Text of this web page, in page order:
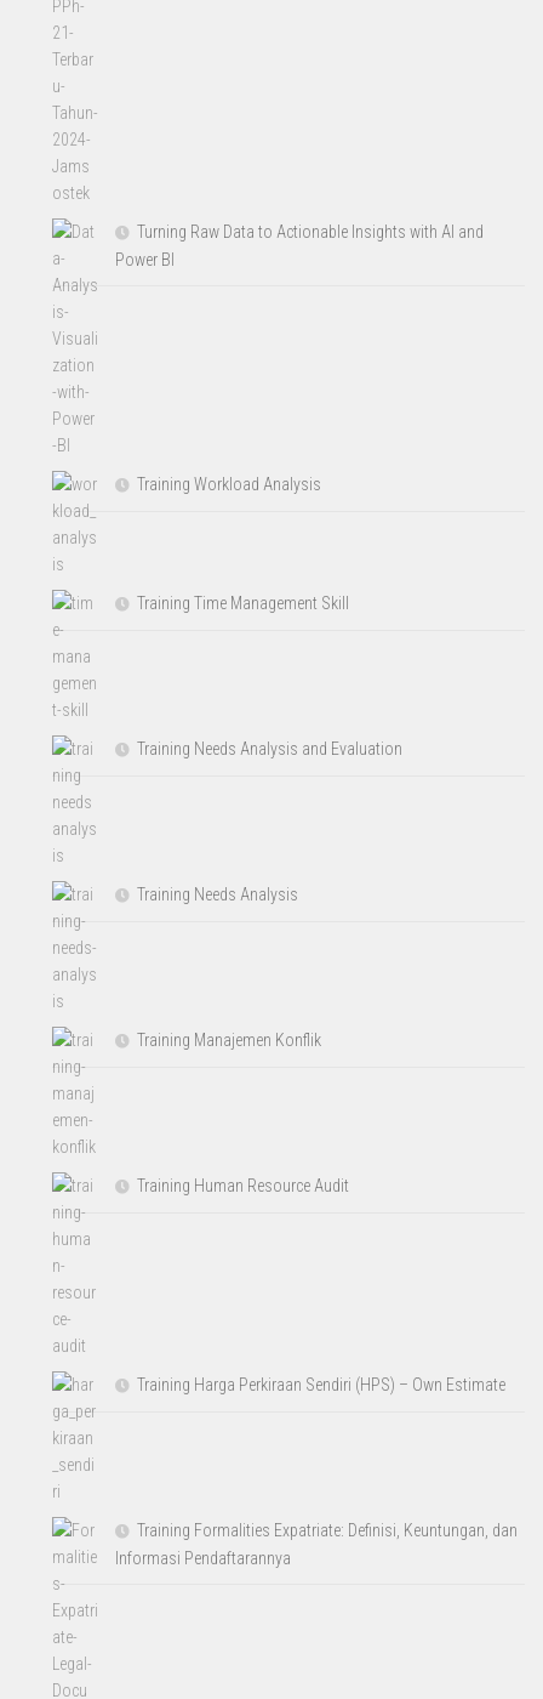
Turning Raw Data to Actionable Insights with AI and
Power BI
Training Workload Analysis
Training Time Management Skill
Training Needs Analysis and Evaluation
Training Needs Analysis
Training Manajemen Konflik
Training Human Resource Audit
Training Harga Perkiraan Sendiri (HPS) – Own Estimate
Training Formalities Expatriate: Definisi, Keuntungan, dan
Informasi Pendaftarannya